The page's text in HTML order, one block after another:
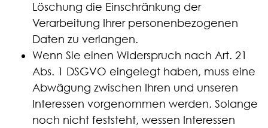
Löschung die Einschränkung der
Verarbeitung Ihrer personenbezogenen
Daten zu verlangen.
Wenn Sie einen Widerspruch nach Art. 21
Abs. 1 DSGVO eingelegt haben, muss eine
Abwägung zwischen Ihren und unseren
Interessen vorgenommen werden. Solange
noch nicht feststeht, wessen Interessen